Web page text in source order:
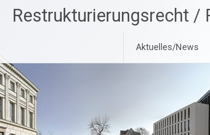
InhaltRestrukturierungsrecht /
Aktuelles/News